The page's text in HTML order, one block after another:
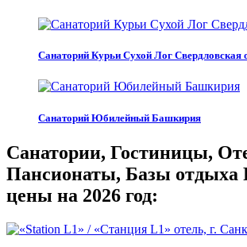
Санаторий Курьи Сухой Лог Свердловская
Санаторий Юбилейный Башкирия
Санатории, Гостиницы,
Пансионаты, Базы отдыха
цены на 2026 год: